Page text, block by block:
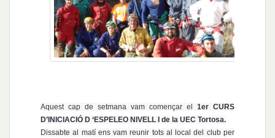
Aquest cap de setmana vam començar el 1er CURS
D’INICIACIÓ D ‘ESPELEO NIVELL I de la UEC Tortosa.
Dissabte al matí ens vam reunir tots al local del club per